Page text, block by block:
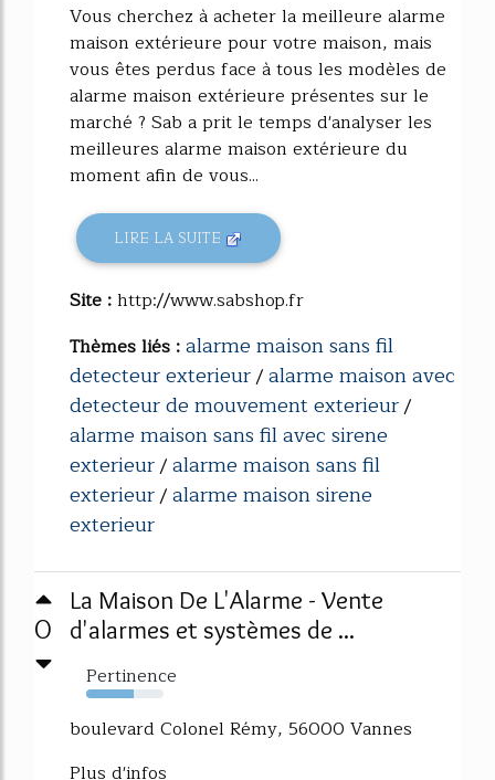
Vous cherchez à acheter la meilleure alarme
maison extérieure pour votre maison, mais
vous êtes perdus face à tous les modèles de
alarme maison extérieure présentes sur le
marché ? Sab a prit le temps d'analyser les
meilleures alarme maison extérieure du
moment afin de vous...
LIRE LA SUITE
Site :http://www.sabshop.fr
Thèmes liés :alarme maison sans fil
detecteur exterieur/alarme maison avec
detecteur de mouvement exterieur/
alarme maison sans fil avec sirene
exterieur/alarme maison sans fil
exterieur/alarme maison sirene
exterieur
0
La Maison De L'Alarme - Vente
d'alarmes et systèmes de ...
Pertinence
61%
boulevard Colonel Rémy, 56000 Vannes
Plus d'infos